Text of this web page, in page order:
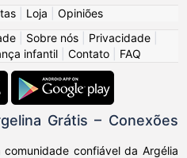
Loja
Opiniões
Sobre nós Privacidade
infantil Contato FAQ
Grátis – Conexões
confiável da Argélia